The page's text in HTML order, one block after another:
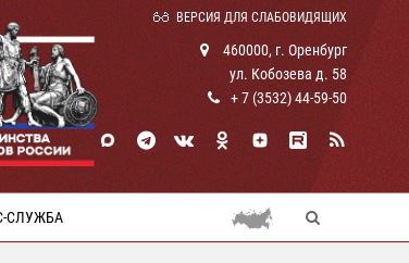
ВЕРСИЯ ДЛЯ СЛАБОВИДЯЩИХ
460000, г. Оренбург
ул. Кобозева д. 58
+ 7 (3532) 44-59-50
СЛУЖБА